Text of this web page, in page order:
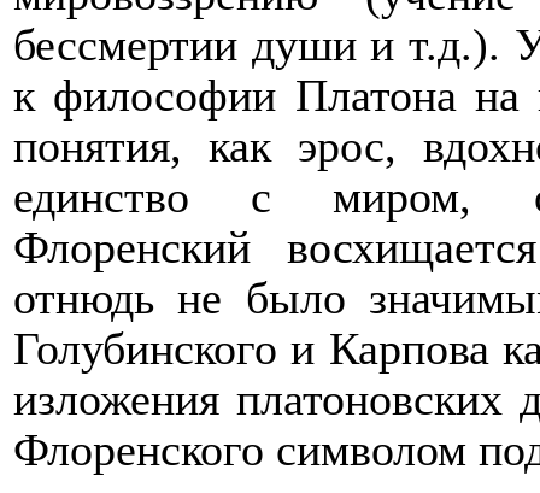
бессмертии души и т.д.).
к философии Платона на
понятия, как эрос,
единство с миром,
Флоренский
отнюдь не было
Голубинского и Карпова
изложения платоновских
Флоренского символом